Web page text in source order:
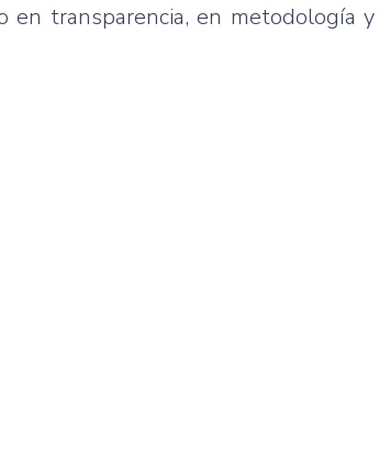
en transparencia, en metodología y